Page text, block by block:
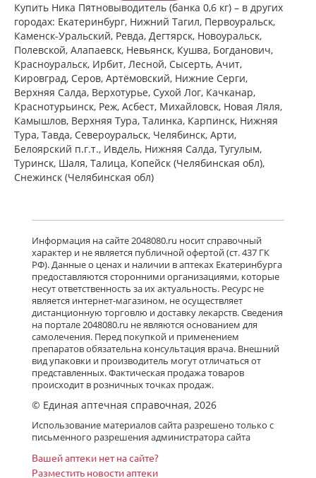
Купить Ника Пятновыводитель (банка 0,6 кг) – в других
городах: Екатеринбург, Нижний Тагил, Первоуральск,
Каменск-Уральский, Ревда, Дегтярск, Новоуральск,
Полевской, Алапаевск, Невьянск, Кушва, Богданович,
Красноуральск, Ирбит, Лесной, Сысерть, Ачит,
Кировград, Серов, Артёмовский, Нижние Cерги,
Верхняя Салда, Верхотурье, Сухой Лог, Качканар,
Краснотурьинск, Реж, Асбест, Михайловск, Новая Ляля,
Камышлов, Верхняя Тура, Талинка, Карпинск, Нижняя
Тура, Тавда, Североуральск, Челябинск, Арти,
Белоярский п.г.т., Ивдель, Нижняя Салда, Тугулым,
Туринск, Шаля, Талица, Копейск (Челябинская обл),
Снежинск (Челябинская обл)
Информация на сайте 2048080.ru носит справочный
характер и не является публичной офертой (ст. 437 ГК
РФ). Данные о ценах и наличии в аптеках Екатеринбурга
предоставляются сторонними организациями, которые
несут ответственность за их актуальность. Ресурс не
является интернет-магазином, не осуществляет
дистанционную торговлю и доставку лекарств. Сведения
на портале 2048080.ru не являются основанием для
самолечения. Перед покупкой и применением
препаратов обязательна консультация врача. Внешний
вид упаковки и производитель могут отличаться от
представленных. Фактическая продажа товаров
происходит в розничных точках продаж.
© Единая аптечная справочная, 2026
Использование материалов сайта разрешено только с
письменного разрешения администратора сайта
Вашей аптеки нет на сайте?
Разместить новости аптеки